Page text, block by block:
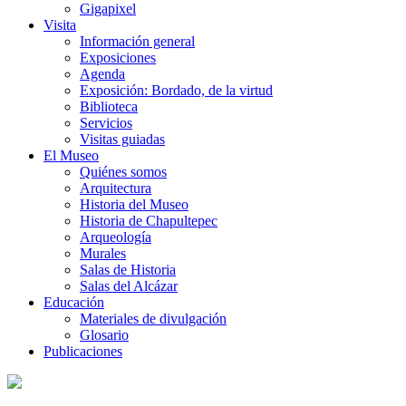
Gigapixel
Visita
Información general
Exposiciones
Agenda
Exposición: Bordado, de la virtud
Biblioteca
Servicios
Visitas guiadas
El Museo
Quiénes somos
Arquitectura
Historia del Museo
Historia de Chapultepec
Arqueología
Murales
Salas de Historia
Salas del Alcázar
Educación
Materiales de divulgación
Glosario
Publicaciones